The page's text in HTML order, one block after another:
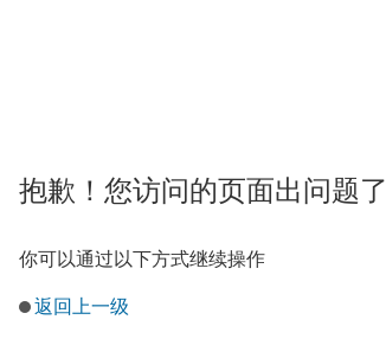
抱歉！您访问的页面出问题了
你可以通过以下方式继续操作
返回上一级